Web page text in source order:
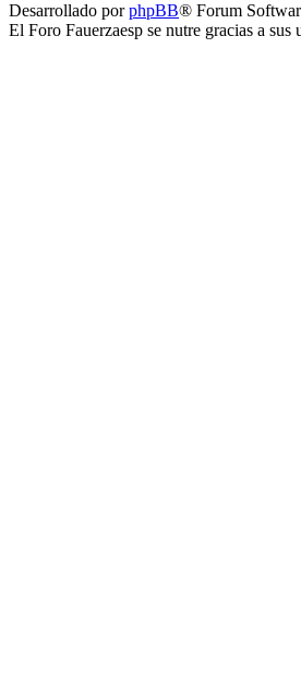
Desarrollado porphpBB® Forum
El Foro Fauerzaesp se nutre gracias a sus